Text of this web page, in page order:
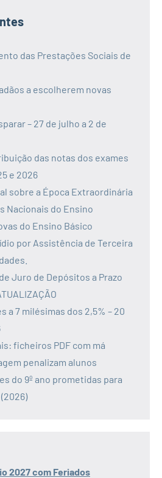
das Prestações Sociais de
a escolherem novas
– 27 de julho a 2 de
das notas dos exames
e 2026
sobre a Época Extraordinária
Nacionais do Ensino
do Ensino Básico
por Assistência de Terceira
Juro de Depósitos a Prazo
a 7 milésimas dos 2,5% – 20
ficheiros PDF com má
penalizam alunos
do 9º ano prometidas para
2027 com Feriados